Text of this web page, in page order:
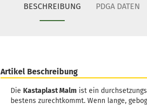
BESCHREIBUNG PDGA DATEN
Artikel Beschreibung
Die Kastaplast Malm ist ein
bestens zurechtkommt. Wenn lange,